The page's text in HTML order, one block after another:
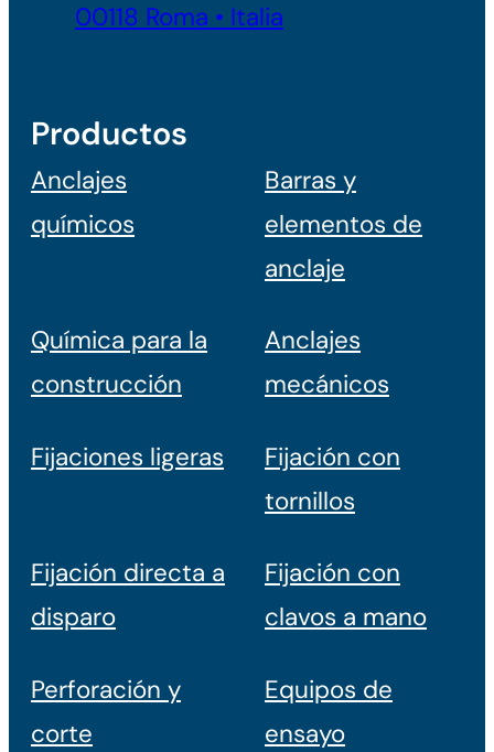
00118 Roma • Italia
Productos
Anclajes
químicos
Barras y
elementos de
anclaje
Química para la
construcción
Anclajes
mecánicos
Fijaciones ligeras
Fijación con
tornillos
Fijación directa a
disparo
Fijación con
clavos a mano
Perforación y
corte
Equipos de
ensayo